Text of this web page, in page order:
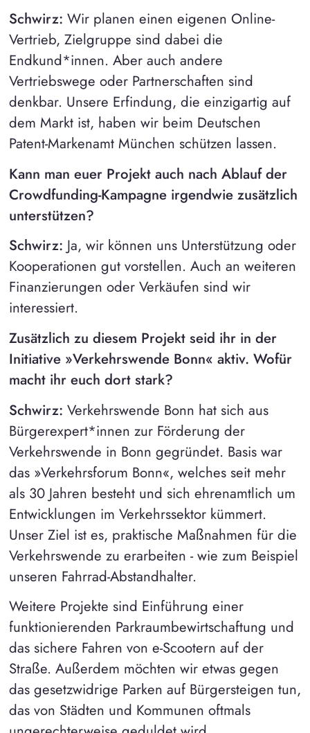
Schwirz: Wir planen einen eigenen Online-
Vertrieb, Zielgruppe sind dabei die
Endkund*innen. Aber auch andere
Vertriebswege oder Partnerschaften sind
denkbar. Unsere Erfindung, die einzigartig auf
dem Markt ist, haben wir beim Deutschen
Patent-Markenamt München schützen lassen.
Kann man euer Projekt auch nach Ablauf der
Crowdfunding-Kampagne irgendwie zusätzlich
unterstützen?
Schwirz: Ja, wir können uns Unterstützung oder
Kooperationen gut vorstellen. Auch an weiteren
Finanzierungen oder Verkäufen sind wir
interessiert.
Zusätzlich zu diesem Projekt seid ihr in der
Initiative »Verkehrswende Bonn« aktiv. Wofür
macht ihr euch dort stark?
Schwirz: Verkehrswende Bonn hat sich aus
Bürgerexpert*innen zur Förderung der
Verkehrswende in Bonn gegründet. Basis war
das »Verkehrsforum Bonn«, welches seit mehr
als 30 Jahren besteht und sich ehrenamtlich um
Entwicklungen im Verkehrssektor kümmert.
Unser Ziel ist es, praktische Maßnahmen für die
Verkehrswende zu erarbeiten - wie zum Beispiel
unseren Fahrrad-Abstandhalter.
Weitere Projekte sind Einführung einer
funktionierenden Parkraumbewirtschaftung und
das sichere Fahren von e-Scootern auf der
Straße. Außerdem möchten wir etwas gegen
das gesetzwidrige Parken auf Bürgersteigen tun,
das von Städten und Kommunen oftmals